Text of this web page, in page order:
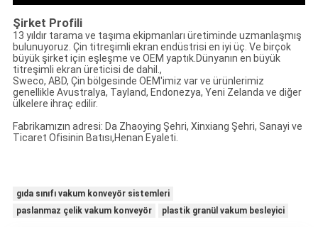
Şirket Profili
13 yıldır tarama ve taşıma ekipmanları üretiminde uzmanlaşmış
bulunuyoruz. Çin titreşimli ekran endüstrisi en iyi üç. Ve birçok
büyük şirket için eşleşme ve OEM yaptık.Dünyanın en büyük
titreşimli ekran üreticisi de dahil.,
Sweco, ABD, Çin bölgesinde OEM'imiz var ve ürünlerimiz
genellikle Avustralya, Tayland, Endonezya, Yeni Zelanda ve diğer
ülkelere ihraç edilir.
Fabrikamızın adresi: Da Zhaoying Şehri, Xinxiang Şehri, Sanayi ve
Ticaret Ofisinin Batısı,Henan Eyaleti.
gıda sınıfı vakum konveyör sistemleri
paslanmaz çelik vakum konveyör
plastik granül vakum besleyici